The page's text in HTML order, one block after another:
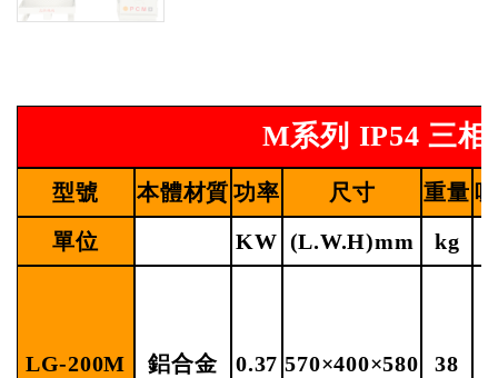
M系列 IP54三相
型號 本體材質 功率 尺寸 重量
單位
KW (L.W.H)mm kg
LG-200M 鋁合金 0.37 570×400×580 38